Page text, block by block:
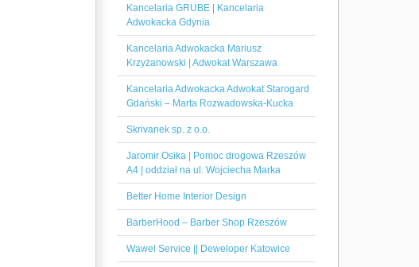
Kancelaria GRUBE | Kancelaria
Adwokacka Gdynia
Kancelaria Adwokacka Mariusz
Krzyżanowski | Adwokat Warszawa
Kancelaria Adwokacka Adwokat Starogard
Gdański – Marta Rozwadowska-Kucka
Skrivanek sp. z o.o.
Jaromir Osika | Pomoc drogowa Rzeszów
A4 | oddział na ul. Wojciecha Marka
Better Home Interior Design
BarberHood – Barber Shop Rzeszów
Wawel Service || Deweloper Katowice